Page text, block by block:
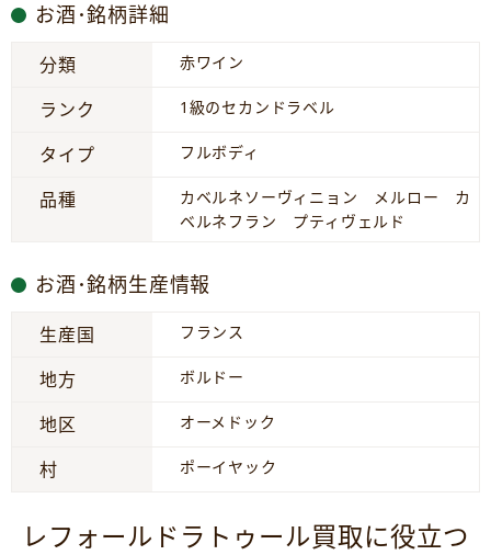
お酒･銘柄詳細
分類 赤ワイン
ランク 1級のセカンドラベル
タイプ フルボディ
品種
カベルネソーヴィニョン メルロー カ
ベルネフラン プティヴェルド
お酒･銘柄生産情報
生産国 フランス
地方 ボルドー
地区 オーメドック
村 ポーイヤック
レフォールドラトゥール買取に役立つ